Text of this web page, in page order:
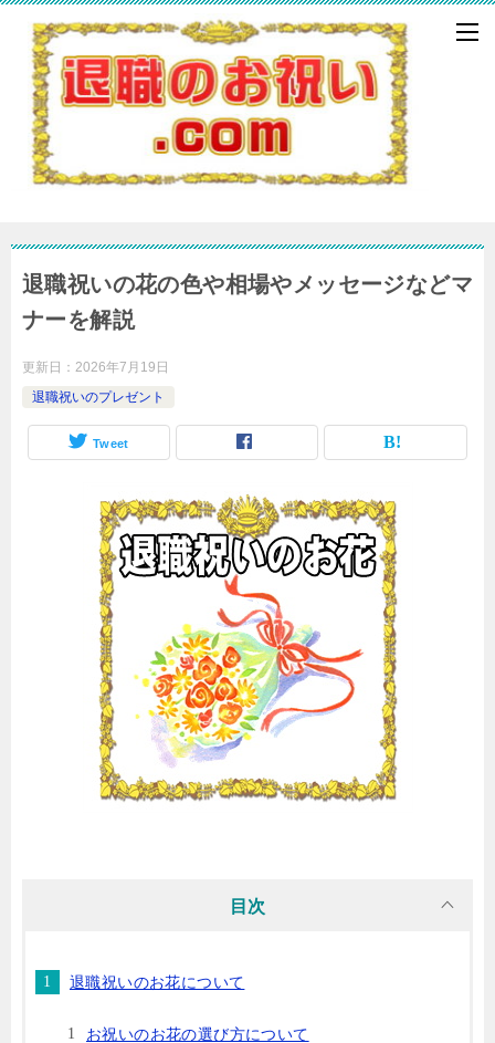
退職祝いの花の色や相場やメッセージなどマ
ナーを解説
更新日： 2026年7月19日
退職祝いのプレゼント
Tweet
目次
退職祝いのお花について
お祝いのお花の選び方について